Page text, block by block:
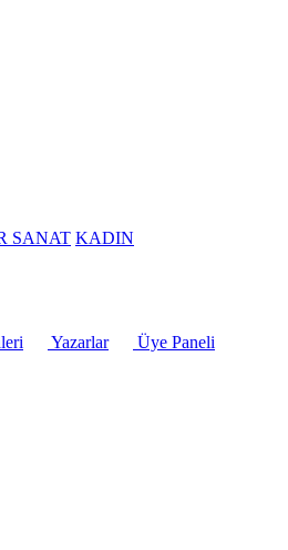
SANAT KADIN
Yazarlar
Üye Paneli